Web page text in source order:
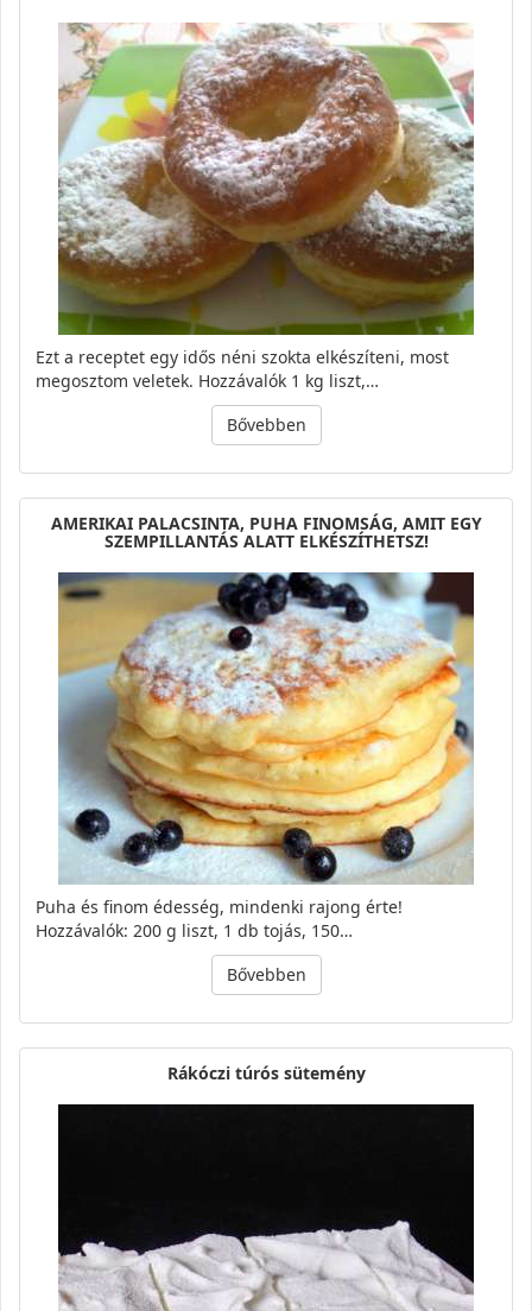
Ezt a receptet egy idős néni szokta elkészíteni, most
megosztom veletek. Hozzávalók 1 kg liszt,…
Bővebben
AMERIKAI PALACSINTA, PUHA FINOMSÁG, AMIT EGY
SZEMPILLANTÁS ALATT ELKÉSZÍTHETSZ!
Puha és finom édesség, mindenki rajong érte!
Hozzávalók: 200 g liszt, 1 db tojás, 150…
Bővebben
Rákóczi túrós sütemény